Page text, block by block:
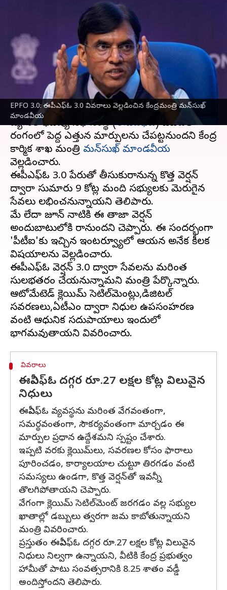
EPFO 3.0: ఈపీఎఫ్‌ఓ 3.0 వివరాలు వెల్లడించిన కేంద్రమంత్రి మన్‌సుఖ్‌
మాండవీయ
EPFO 3.0: ఈపీఎఫ్‌ఓ 3.0
వచ్చేస్తోంది.. కీలక వివరాలు
వెల్లడించిన కేంద్రమంత్రి మన్‌సుఖ్‌
మాండవీయ
వ్రాసిన వారు Sirish Praharaju Apr 19, 2025 09:43 am
ఈ వార్తాకథనం ఏంటి
ఉద్యోగుల భవిష్య నిధి సంస్థ (ఈపీఎఫ్‌ఓ) డిజిటల్
రంగంలో పెద్ద ఎత్తున మార్పులను చేపట్టనుందని కేంద్ర
కార్మిక శాఖ మంత్రి మన్‌సుఖ్ మాండవీయ
వెల్లడించారు.
ఈపీఎఫ్‌ఓ 3.0 పేరుతో తీసుకురానున్న కొత్త వెర్షన్‌
ద్వారా సుమారు 9 కోట్ల మంది సభ్యులకు మెరుగైన
సేవలు లభించనున్నాయని తెలిపారు.
మే లేదా జూన్‌ నాటికి ఈ తాజా వెర్షన్‌
అందుబాటులోకి రానుందని చెప్పారు. ఈ సందర్భంగా
'పీటీఐ'కు ఇచ్చిన ఇంటర్వ్యూలో ఆయన అనేక కీలక
విషయాలను వెల్లడించారు.
ఈపీఎఫ్‌ఓ వెర్షన్‌ 3.0 ద్వారా సేవలను మరింత
సులభతరం చేయనున్నామని మంత్రి పేర్కొన్నారు.
ఆటోమేటెడ్ క్లెయిమ్ సెటిల్‌మెంట్లు,డిజిటల్
సవరణలు,ఏటీఎం ద్వారా నిధుల ఉపసంహరణ
వంటి ఆధునిక సదుపాయాలు ఇందులో
వివరాలు
ఈపీఎఫ్‌ఓ దగ్గర రూ.27 లక్షల కోట్ల విలువైన
నిధులు
ఈపీఎఫ్‌ఓ వ్యవస్థను మరింత వేగవంతంగా,
సమర్థవంతంగా, సౌకర్యవంతంగా మార్చడం ఈ
మార్పుల ప్రధాన ఉద్దేశమని స్పష్టం చేశారు.
ఇప్పటి వరకు క్లెయిమ్‌లు, సవరణల కోసం ఫారాలు
పూరించడం, కార్యాలయాల చుట్టూ తిరగడం వంటి
సమస్యలు ఉండగా, కొత్త వెర్షన్‌తో ఇవన్నీ
తొలగిపోతాయని చెప్పారు.
వేగంగా క్లెయిమ్ సెటిల్‌మెంట్‌ జరగడం వల్ల సభ్యుల
ఖాతాల్లో డబ్బులు త్వరగా జమ కాబోతున్నాయని
మంత్రి వివరించారు.
ప్రస్తుతం ఈపీఎఫ్‌ఓ దగ్గర రూ.27 లక్షల కోట్ల విలువైన
నిధులు నిల్వగా ఉన్నాయని, వీటికి కేంద్ర ప్రభుత్వం
హామీతో పాటు సంవత్సరానికి 8.25 శాతం వడ్డీ
అందిస్తోందని తెలిపారు.